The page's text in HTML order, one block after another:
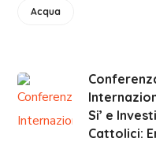
Acqua
Si’ e
Cattolici: